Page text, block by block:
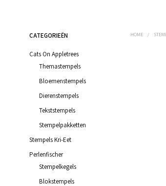
CATEGORIEËN
Cats On Appletrees
Themastempels
Bloemenstempels
Dierenstempels
Tekststempels
Stempelpakketten
Stempels Kri-Eet
Perlenfischer
Stempelkegels
Blokstempels
HOME /